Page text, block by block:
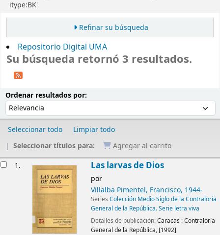
itype:BK'
Refinar su búsqueda
Repositorio Digital UMA
Su búsqueda retornó 3 resultados.
Ordenar resultados por:
Seleccionar todo
Limpiar todo
Seleccionar títulos para:
Agregar al carrito
1. Las larvas de Dios
por
Villalba Pimentel, Francisco, 1944-
Series Colección Medio Siglo de la Contraloría
General de la República. Serie letra viva
Detalles de publicación:Caracas :Contraloría
General de la República, [1992]